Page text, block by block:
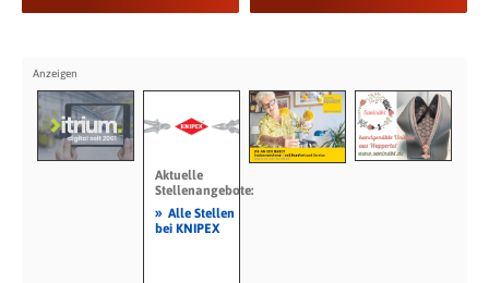
Aktuelle
Stellenangebote:
» Alle Stellen
bei KNIPEX